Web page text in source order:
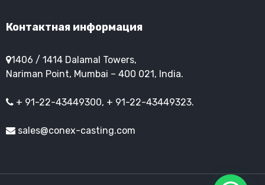
Контактная информация
1406 / 1414 Dalamal Towers,
Nariman Point, Mumbai – 400 021, India.
+ 91-22-43449300, + 91-22-43449323.
sales@conex-casting.com